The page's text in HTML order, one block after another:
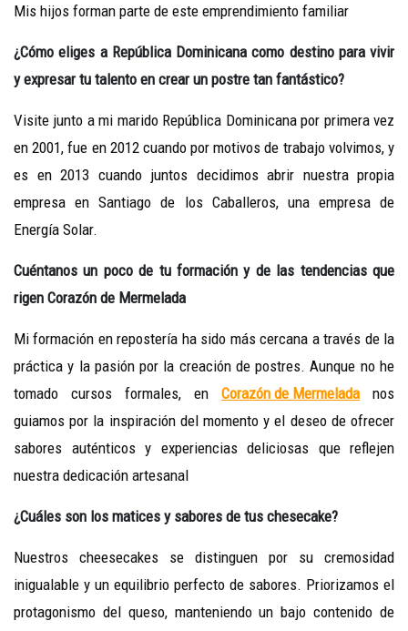
Mis hijos forman parte de este emprendimiento familiar
¿Cómo eliges a República Dominicana como destino para vivir
y expresar tu talento en crear un postre tan fantástico?
Visite junto a mi marido República Dominicana por primera vez
en 2001, fue en 2012 cuando por motivos de trabajo volvimos, y
es en 2013 cuando juntos decidimos abrir nuestra propia
empresa en Santiago de los Caballeros, una empresa de
Energía Solar.
Cuéntanos un poco de tu formación y de las tendencias que
rigen Corazón de Mermelada
Mi formación en repostería ha sido más cercana a través de la
práctica y la pasión por la creación de postres. Aunque no he
tomado cursos formales, en Corazón de Mermelada nos
guiamos por la inspiración del momento y el deseo de ofrecer
sabores auténticos y experiencias deliciosas que reflejen
nuestra dedicación artesanal
¿Cuáles son los matices y sabores de tus chesecake?
Nuestros cheesecakes se distinguen por su cremosidad
inigualable y un equilibrio perfecto de sabores. Priorizamos el
protagonismo del queso, manteniendo un bajo contenido de